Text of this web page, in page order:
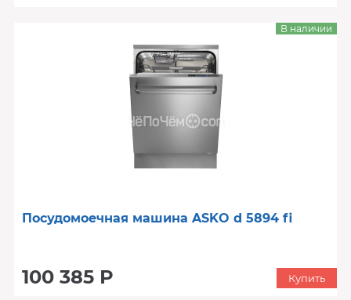
Посудомоечная машина ASKO d 5894 fi
100 385 Р
В наличии
Купить